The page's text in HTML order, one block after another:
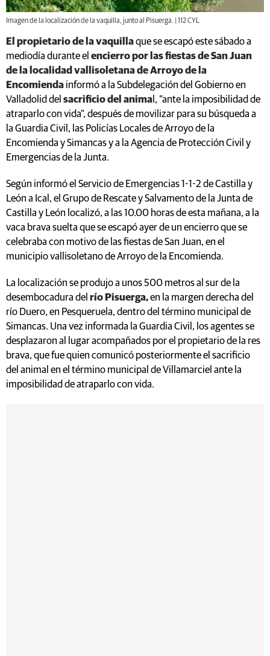
Imagen de la localización de la vaquilla, junto al Pisuerga. | 112 CYL
El propietario de la vaquillaque se escapó este sábado a
mediodía durante el encierro por las fiestas de San Juan
de la localidad vallisoletana de Arroyo de la
Encomienda informó a la Subdelegación del Gobierno en
Valladolid del sacrificio del anima l, "ante la imposibilidad de
atraparlo con vida", después de movilizar para su búsqueda a
la Guardia Civil, las Policías Locales de Arroyo de la
Encomienda y Simancas y a la Agencia de Protección Civil y
Emergencias de la Junta.
Según informó el Servicio de Emergencias 1-1-2 de Castilla y
León a Ical, el Grupo de Rescate y Salvamento de la Junta de
Castilla y León localizó, a las 10.00 horas de esta mañana, a la
vaca brava suelta que se escapó ayer de un encierro que se
celebraba con motivo de las fiestas de San Juan, en el
municipio vallisoletano de Arroyo de la Encomienda.
La localización se produjo a unos 500 metros al sur de la
desembocadura del río Pisuerga,en la margen derecha del
río Duero, en Pesqueruela, dentro del término municipal de
Simancas. Una vez informada la Guardia Civil, los agentes se
desplazaron al lugar acompañados por el propietario de la res
brava, que fue quien comunicó posteriormente el sacrificio
del animal en el término municipal de Villamarciel ante la
imposibilidad de atraparlo con vida.